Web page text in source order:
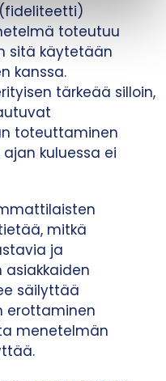
toteutuu
sitä käytetään
kanssa.
tärkeää silloin,
toteuttaminen
kuluessa ei
mitkä
ja
säilyttää
erottaminen
menetelmän